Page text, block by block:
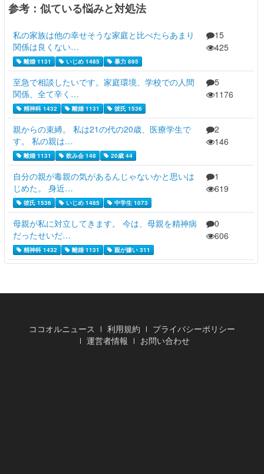
参考：似ている悩みと対処法
私の家族は他の幸せそうな家庭と比べたらあまり
関係は良くない…
離婚 1131 いじめ 1485 暴力 895
15
425
至急で相談したいです。家庭環境、学校での人間
関係、全て辛く…
精神科 1432 離婚 1131 彼氏 1536
5
1176
親からの束縛。 私は21の代の20歳、医療学生で
す。 私の親は…
離婚 1131 飲み会 148 20歳 44
2
146
自分の親が毒親の気があるんじゃないかと思いは
じめた。 身近…
彼氏 1536 いじめ 1485 中学生 1073
1
619
母親が私に対立してきます。 今は、母親を精神病
だったせいだ…
精神科 1432 離婚 1131 親が嫌い 311
0
606
ココオルニュース 利用規約
プライバシーポリシー
運営者情報
お問い合わせ